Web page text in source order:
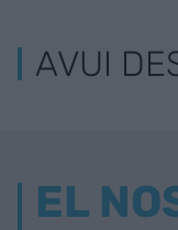
AVUI
EL